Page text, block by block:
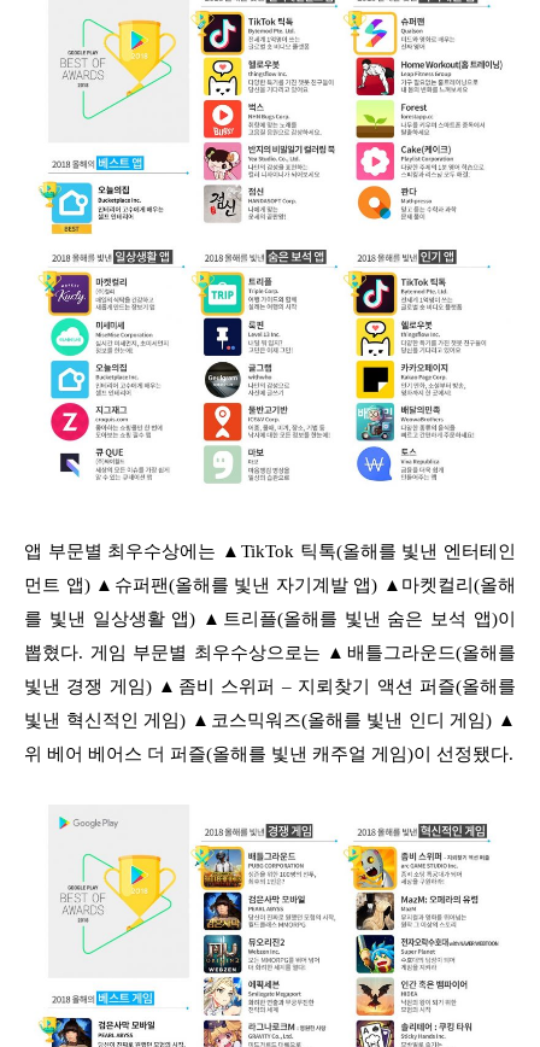
앱 부문별 최우수상에는 ▲TikTok 틱톡(올해를 빛낸 엔터테인
먼트 앱) ▲슈퍼팬(올해를 빛낸 자기계발 앱) ▲마켓컬리(올해
를 빛낸 일상생활 앱) ▲트리플(올해를 빛낸 숨은 보석 앱)이
뽑혔다. 게임 부문별 최우수상으로는 ▲배틀그라운드(올해를
빛낸 경쟁 게임) ▲좀비 스위퍼 – 지뢰찾기 액션 퍼즐(올해를
빛낸 혁신적인 게임) ▲코스믹워즈(올해를 빛낸 인디 게임) ▲
위 베어 베어스 더 퍼즐(올해를 빛낸 캐주얼 게임)이 선정됐다.